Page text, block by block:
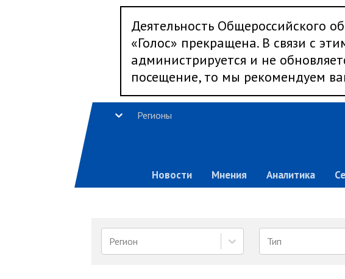
Деятельность Общероссийского
«Голос» прекращена. В связи с
администрируется и не
посещение, то мы рекомендуем
Регионы
Новости Мнения Аналитика
Регион Тип